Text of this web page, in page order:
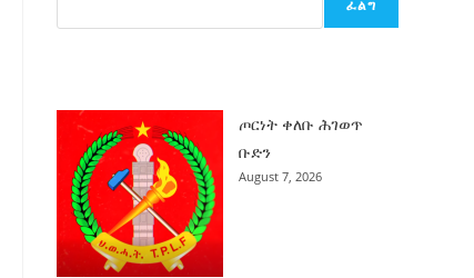
ፈልግ
ጦርነት ቀለቡ ሕገወጥ
ቡድን
August 7, 2026